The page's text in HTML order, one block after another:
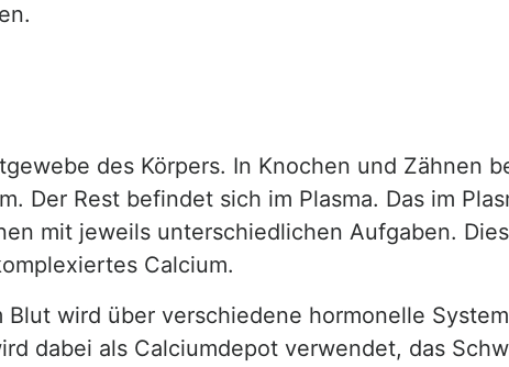
des Körpers. In Knochen und Zähnen
Der Rest befindet sich im Plasma. Das im
mit jeweils unterschiedlichen Aufgaben.
Calcium.
Blut wird über verschiedene hormonelle
dabei als Calciumdepot verwendet, das